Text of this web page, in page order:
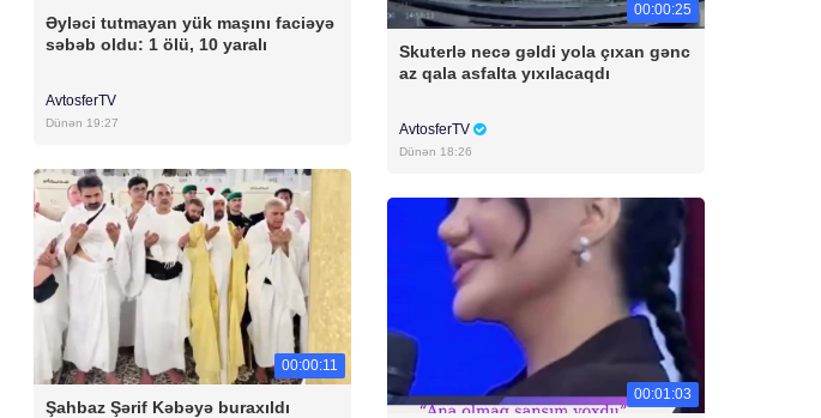
Əyləci tutmayan yük maşını faciəyə
səbəb oldu: 1 ölü, 10 yaralı
AvtosferTV
Dünən 19:27
00:00:11
Şahbaz Şərif Kəbəyə buraxıldı
00:00:25
Skuterlə necə gəldi yola çıxan gənc
az qala asfalta yıxılacaqdı
AvtosferTV
Dünən 18:26
00:01:03